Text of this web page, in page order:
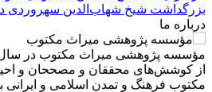
بزرگداشت شیخ شهاب‌الدین سهروردی
درباره ما
از كوشش‌های محققان و مصححان و احیا
مكتوب فرهنگ و تمدن اسلامی و ایرانی